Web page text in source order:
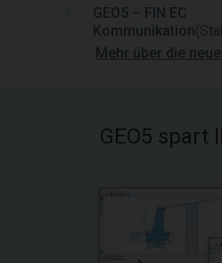
GEO5 – FIN EC
Kommunikation
Mehr über die
GEO5 spart